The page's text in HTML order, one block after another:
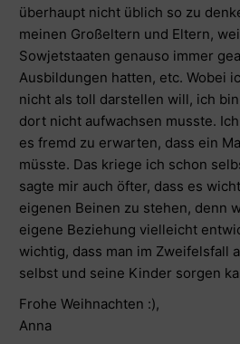
überhaupt nicht üblich so zu
meinen Großeltern und Eltern,
Sowjetstaaten genauso immer
Ausbildungen hatten, etc. Wobei
nicht als toll darstellen will, ich
dort nicht aufwachsen musste.
es fremd zu erwarten, dass ein
müsste. Das kriege ich schon
sagte mir auch öfter, dass es
eigenen Beinen zu stehen, denn
eigene Beziehung vielleicht
wichtig, dass man im Zweifelsfall
selbst und seine Kinder sorgen
Frohe Weihnachten :),
Anna